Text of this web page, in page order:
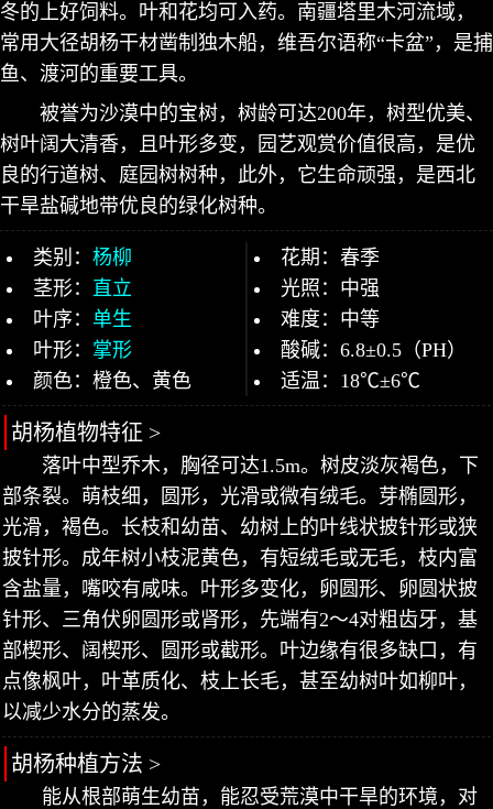
冬的上好饲料。叶和花均可入药。南疆塔里木河流域，
常用大径胡杨干材凿制独木船，维吾尔语称“卡盆”，是捕
鱼、渡河的重要工具。
被誉为沙漠中的宝树，树龄可达200年，树型优美、
树叶阔大清香，且叶形多变，园艺观赏价值很高，是优
良的行道树、庭园树树种，此外，它生命顽强，是西北
干旱盐碱地带优良的绿化树种。
类别： 杨柳
茎形： 直立
叶序： 单生
叶形： 掌形
颜色：橙色、黄色
花期：春季
光照：中强
难度：中等
酸碱：6.8±0.5（PH）
适温：18℃±6℃
胡杨植物特征 >
落叶中型乔木，胸径可达1.5m。树皮淡灰褐色，下
部条裂。萌枝细，圆形，光滑或微有绒毛。芽椭圆形，
光滑，褐色。长枝和幼苗、幼树上的叶线状披针形或狭
披针形。成年树小枝泥黄色，有短绒毛或无毛，枝内富
含盐量，嘴咬有咸味。叶形多变化，卵圆形、卵圆状披
针形、三角伏卵圆形或肾形，先端有2～4对粗齿牙，基
部楔形、阔楔形、圆形或截形。叶边缘有很多缺口，有
点像枫叶，叶革质化、枝上长毛，甚至幼树叶如柳叶，
以减少水分的蒸发。
胡杨种植方法 >
能从根部萌生幼苗，能忍受荒漠中干旱的环境，对